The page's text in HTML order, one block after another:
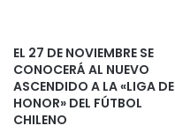
EL 27 DE NOVIEMBRE SE
CONOCERÁ AL NUEVO
ASCENDIDO A LA «LIGA DE
HONOR» DEL FÚTBOL
CHILENO